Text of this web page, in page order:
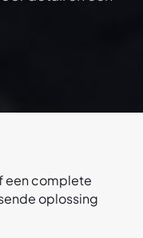
een complete
oplossing